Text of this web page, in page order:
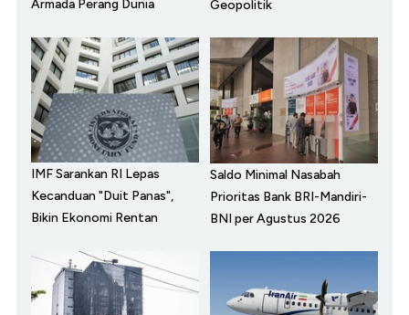
Armada Perang Dunia
Geopolitik
IMF Sarankan RI Lepas
Kecanduan "Duit Panas",
Bikin Ekonomi Rentan
Saldo Minimal Nasabah
Prioritas Bank BRI-Mandiri-
BNI per Agustus 2026